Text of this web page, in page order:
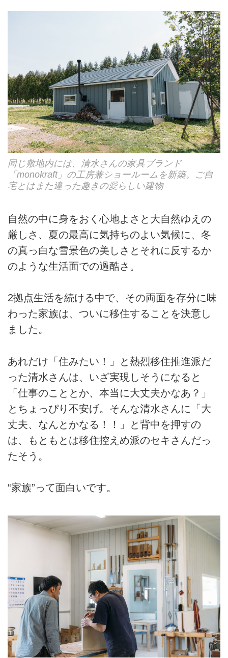
同じ敷地内には、清水さんの家具ブランド
「monokraft」の工房兼ショールームを新築。ご自
宅とはまた違った趣きの愛らしい建物
自然の中に身をおく心地よさと大自然ゆえの
厳しさ、夏の最高に気持ちのよい気候に、冬
の真っ白な雪景色の美しさとそれに反するか
のような生活面での過酷さ。
2拠点生活を続ける中で、その両面を存分に味
わった家族は、ついに移住することを決意し
ました。
あれだけ「住みたい！」と熱烈移住推進派だ
った清水さんは、いざ実現しそうになると
「仕事のこととか、本当に大丈夫かなあ？」
とちょっぴり不安げ。そんな清水さんに「大
丈夫、なんとかなる！！」と背中を押すの
は、もともとは移住控えめ派のセキさんだっ
たそう。
“家族”って面白いです。